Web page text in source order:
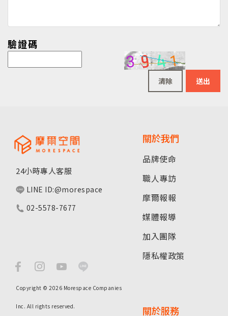
驗證碼
清除 送出
24小時專人客服
LINE ID:@morespace
02-5578-7677
Copyright © 2026 Morespace Companies
Inc. All rights reserved.
關於我們
品牌使命
職人專訪
摩爾報報
媒體報導
加入團隊
隱私權政策
關於服務